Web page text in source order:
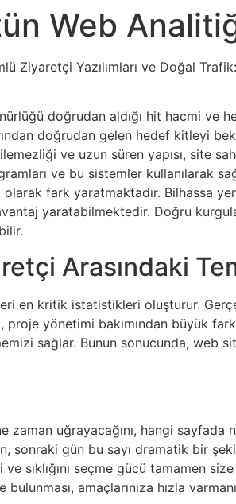
Web
Yazılımları ve Doğal
doğrudan aldığı hit hacmi ve
doğrudan gelen hedef kitleyi
ve uzun süren yapısı, site
ve bu sistemler kullanılarak
fark yaratmaktadır. Bilhassa
yaratabilmektedir. Doğru
Arasındaki
en kritik istatistikleri oluşturur.
yönetimi bakımından büyük
sağlar. Bunun sonucunda, web
zaman uğrayacağını, hangi sayfada
sonraki gün bu sayı dramatik bir
sıklığını seçme gücü tamamen
amaçlarınıza hızla